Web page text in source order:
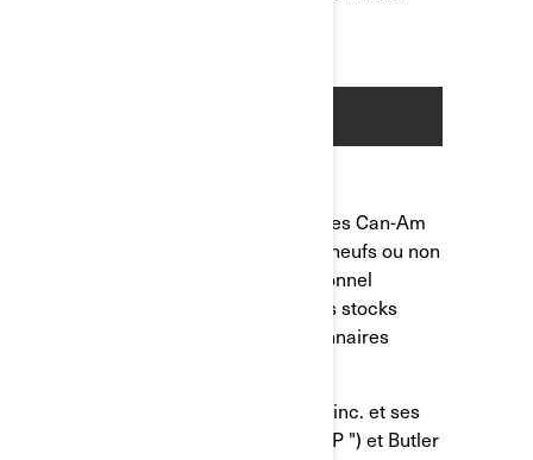
Offre valable sur tous les modèles Can-Am
Outlander, Renegade & Traxter neufs ou non
utilisés, pour un usage professionnel
uniquement et dans la limite des stocks
disponibles chez les concessionnaires
Bombardier Produits Récréatifs inc. et ses
sociétés affiliées et filiales (" BRP ") et Butler